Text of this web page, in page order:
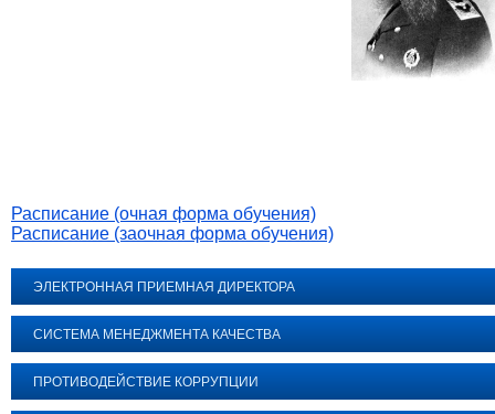
Расписание (очная форма обучения)
Расписание (заочная форма обучения)
ЭЛЕКТРОННАЯ ПРИЕМНАЯ ДИРЕКТОРА
СИСТЕМА МЕНЕДЖМЕНТА КАЧЕСТВА
ПРОТИВОДЕЙСТВИЕ КОРРУПЦИИ